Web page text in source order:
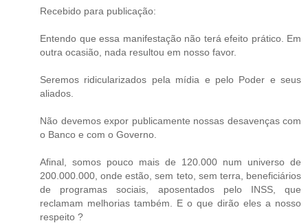
Recebido para publicação:
Entendo que essa manifestação não terá efeito prático. Em
outra ocasião, nada resultou em nosso favor.
Seremos ridicularizados pela mídia e pelo Poder e seus
aliados.
Não devemos expor publicamente nossas desavenças com
o Banco e com o Governo.
Afinal, somos pouco mais de 120.000 num universo de
200.000.000, onde estão, sem teto, sem terra, beneficiários
de programas sociais, aposentados pelo INSS, que
reclamam melhorias também. E o que dirão eles a nosso
respeito ?